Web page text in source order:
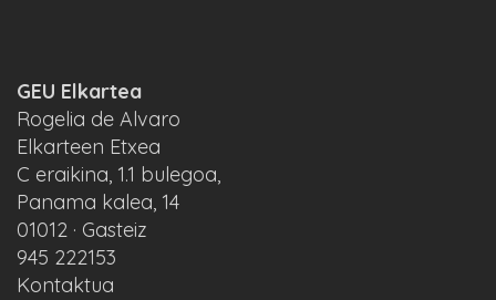
GEU Elkartea
Rogelia de Alvaro
Elkarteen Etxea
C eraikina, 1.1 bulegoa,
Panama kalea, 14
01012 · Gasteiz
945 222153
Kontaktua